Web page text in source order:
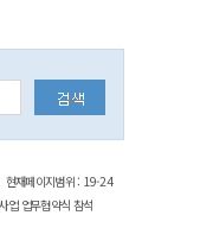
현재페이지범위 : 19-24